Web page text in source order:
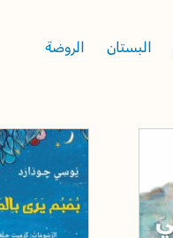
البستان
الروضة